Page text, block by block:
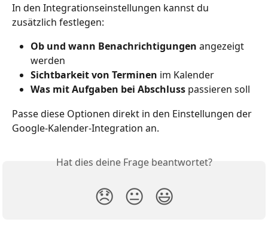
In den Integrationseinstellungen kannst du
zusätzlich festlegen:
Ob und wann Benachrichtigungen angezeigt
werden
Sichtbarkeit von Terminen im Kalender
Was mit Aufgaben bei Abschluss passieren soll
Passe diese Optionen direkt in den Einstellungen der
Google-Kalender-Integration an.
Hat dies deine Frage beantwortet?
😞 😐 😃